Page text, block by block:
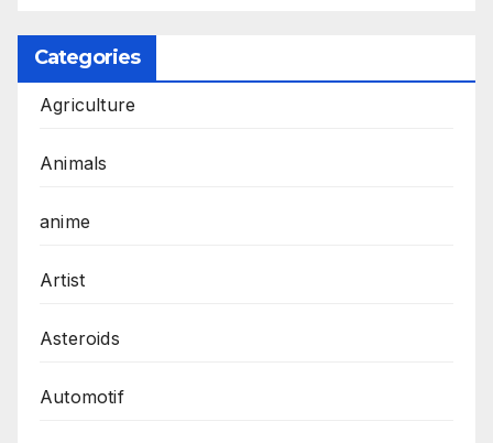
Categories
Agriculture
Animals
anime
Artist
Asteroids
Automotif